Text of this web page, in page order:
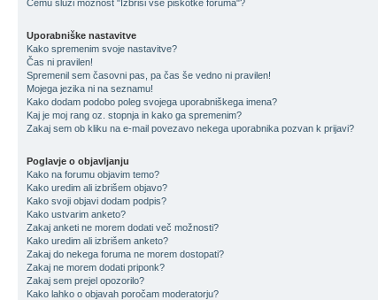
Čemu služi možnost "Izbriši vse piškotke foruma"?
Uporabniške nastavitve
Kako spremenim svoje nastavitve?
Čas ni pravilen!
Spremenil sem časovni pas, pa čas še vedno ni pravilen!
Mojega jezika ni na seznamu!
Kako dodam podobo poleg svojega uporabniškega imena?
Kaj je moj rang oz. stopnja in kako ga spremenim?
Zakaj sem ob kliku na e-mail povezavo nekega uporabnika pozvan k prijavi?
Poglavje o objavljanju
Kako na forumu objavim temo?
Kako uredim ali izbrišem objavo?
Kako svoji objavi dodam podpis?
Kako ustvarim anketo?
Zakaj anketi ne morem dodati več možnosti?
Kako uredim ali izbrišem anketo?
Zakaj do nekega foruma ne morem dostopati?
Zakaj ne morem dodati priponk?
Zakaj sem prejel opozorilo?
Kako lahko o objavah poročam moderatorju?